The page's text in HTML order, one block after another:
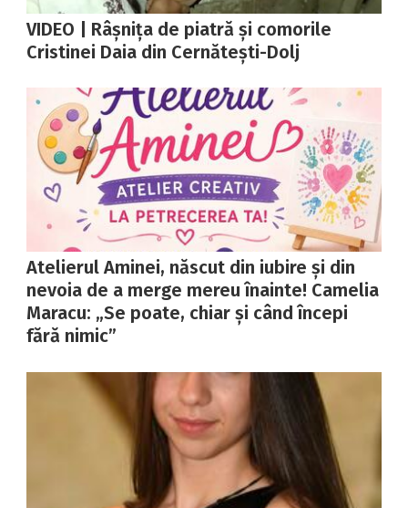
VIDEO | Râșnița de piatră și comorile
Cristinei Daia din Cernătești-Dolj
Atelierul Aminei, născut din iubire și din
nevoia de a merge mereu înainte! Camelia
Maracu: „Se poate, chiar și când începi
fără nimic”